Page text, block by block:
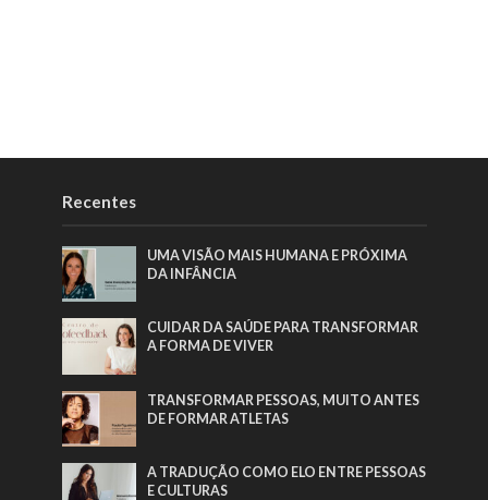
Recentes
UMA VISÃO MAIS HUMANA E PRÓXIMA
DA INFÂNCIA
CUIDAR DA SAÚDE PARA TRANSFORMAR
A FORMA DE VIVER
TRANSFORMAR PESSOAS, MUITO ANTES
DE FORMAR ATLETAS
A TRADUÇÃO COMO ELO ENTRE PESSOAS
E CULTURAS